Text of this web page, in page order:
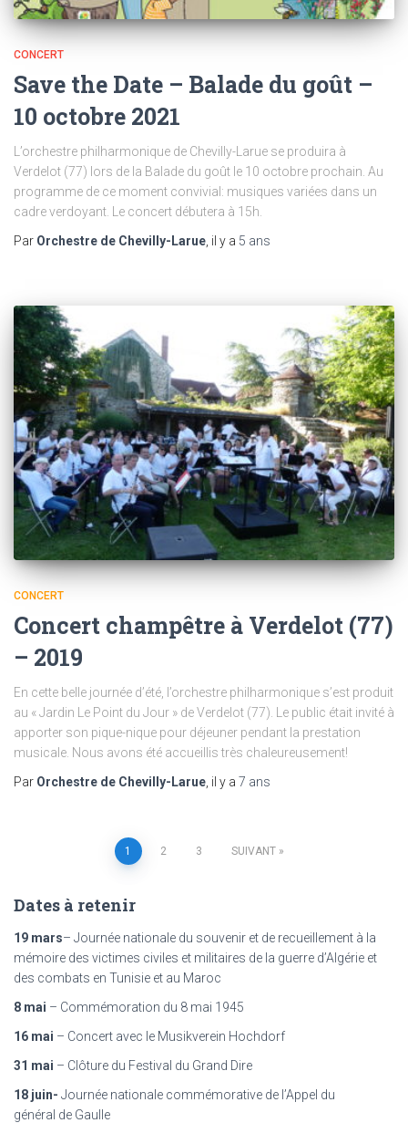
CONCERT
Save the Date – Balade du goût –
10 octobre 2021
L’orchestre philharmonique de Chevilly-Larue se produira à
Verdelot (77) lors de la Balade du goût le 10 octobre prochain. Au
programme de ce moment convivial: musiques variées dans un
cadre verdoyant. Le concert débutera à 15h.
Par Orchestre de Chevilly-Larue , il y a 5 ans
CONCERT
Concert champêtre à Verdelot (77)
– 2019
En cette belle journée d’été, l’orchestre philharmonique s’est produit
au « Jardin Le Point du Jour » de Verdelot (77). Le public était invité à
apporter son pique-nique pour déjeuner pendant la prestation
musicale. Nous avons été accueillis très chaleureusement!
Par Orchestre de Chevilly-Larue , il y a 7 ans
Pagination
des
publications
1 2 3 SUIVANT
Dates à retenir
19 mars– Journée nationale du souvenir et de recueillement à la
mémoire des victimes civiles et militaires de la guerre d’Algérie et
des combats en Tunisie et au Maroc
8 mai – Commémoration du 8 mai 1945
16 mai – Concert avec le Musikverein Hochdorf
31 mai – Clôture du Festival du Grand Dire
18 juin- Journée nationale commémorative de l’Appel du
général de Gaulle